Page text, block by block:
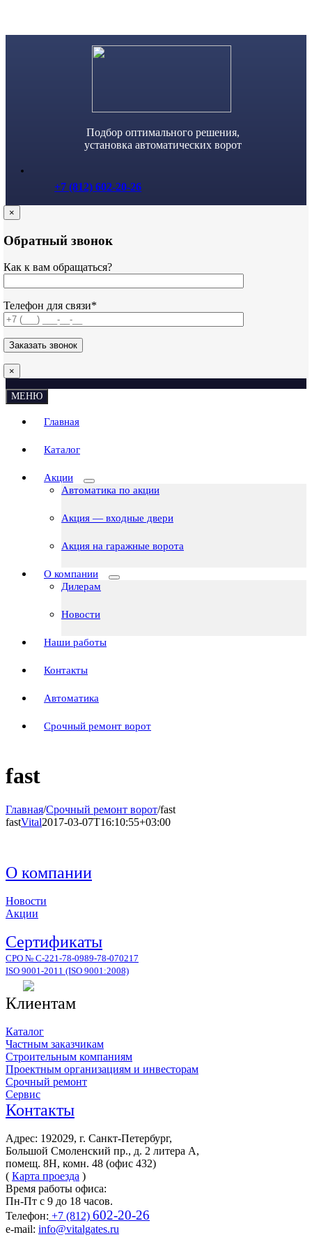
Подбор оптимального решения,
установка автоматических ворот
+7 (812) 602-20-26
×
Обратный звонок
Как к вам обращаться?
Телефон для связи*
×
МЕНЮ
Главная
Каталог
Акции
Автоматика по акции
Акция — входные двери
Акция на гаражные ворота
О компании
Дилерам
Новости
Наши работы
Контакты
Автоматика
Срочный ремонт ворот
fast
Главная/Срочный ремонт ворот/fast
fastVital2017-03-07T16:10:55+03:00
О компании
Новости
Акции
Сертификаты
СРО № С-221-78-0989-78-070217
ISO 9001-2011 (ISO 9001:2008)
Клиентам
Каталог
Частным заказчикам
Строительным компаниям
Проектным организациям и инвесторам
Срочный ремонт
Сервис
Контакты
Адрес: 192029, г. Санкт-Петербург,
Большой Смоленский пр., д. 2 литера А,
помещ. 8Н, комн. 48 (офис 432)
( Карта проезда )
Время работы офиса:
Пн-Пт с 9 до 18 часов.
Телефон: +7 (812) 602-20-26
e-mail: info@vitalgates.ru